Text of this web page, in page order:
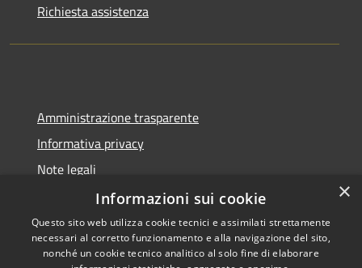
Richiesta assistenza
Amministrazione trasparente
Informativa privacy
Note legali
Dichiarazione di accessibilità
×
Informazioni sui cookie
Questo sito web utilizza cookie tecnici e assimilati strettamente
necessari al corretto funzionamento e alla navigazione del sito,
nonché un cookie tecnico analitico al solo fine di elaborare